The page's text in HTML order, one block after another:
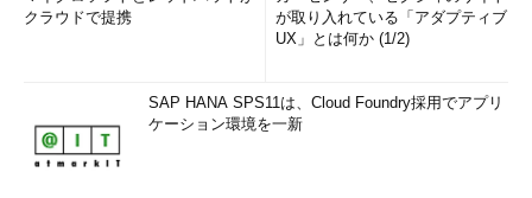
クラウドで提携
が取り入れている「アダプティブ
UX」とは何か (1/2)
SAP HANA SPS11は、Cloud Foundry採用でアプリ
ケーション環境を一新